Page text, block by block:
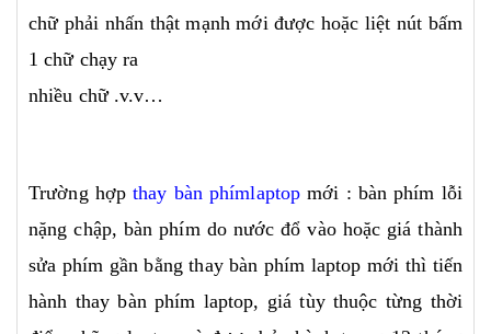
chữ phải nhấn thật mạnh mới được hoặc liệt nút bấm
1 chữ chạy ra
nhiều chữ .v.v…
Trường hợpthay bàn phímlaptop mới : bàn phím lỗi
nặng chập, bàn phím do nước đổ vào hoặc giá thành
sửa phím gần bằng thay bàn phím laptop mới thì tiến
hành thay bàn phím laptop, giá tùy thuộc từng thời